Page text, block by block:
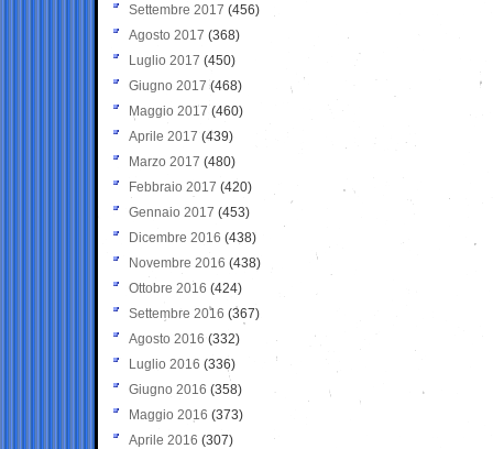
Settembre 2017 (456)
Agosto 2017 (368)
Luglio 2017 (450)
Giugno 2017 (468)
Maggio 2017 (460)
Aprile 2017 (439)
Marzo 2017 (480)
Febbraio 2017 (420)
Gennaio 2017 (453)
Dicembre 2016 (438)
Novembre 2016 (438)
Ottobre 2016 (424)
Settembre 2016 (367)
Agosto 2016 (332)
Luglio 2016 (336)
Giugno 2016 (358)
Maggio 2016 (373)
Aprile 2016 (307)